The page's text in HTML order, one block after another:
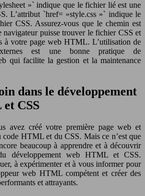
»` indique que le fichier lié est une
L’attribut `href= »style.css »` indique le
CSS. Assurez-vous que le chemin est
navigateur puisse trouver le fichier CSS et
à votre page web HTML. L’utilisation de
est une bonne pratique de
qui facilite la gestion et la maintenance
dans le développement
CSS
avez créé votre première page web et
code HTML et du CSS. Mais ce n’est que
beaucoup à apprendre et à découvrir
développement web HTML et CSS.
à expérimenter et à vous informer pour
web HTML compétent et créer des
et attrayants.